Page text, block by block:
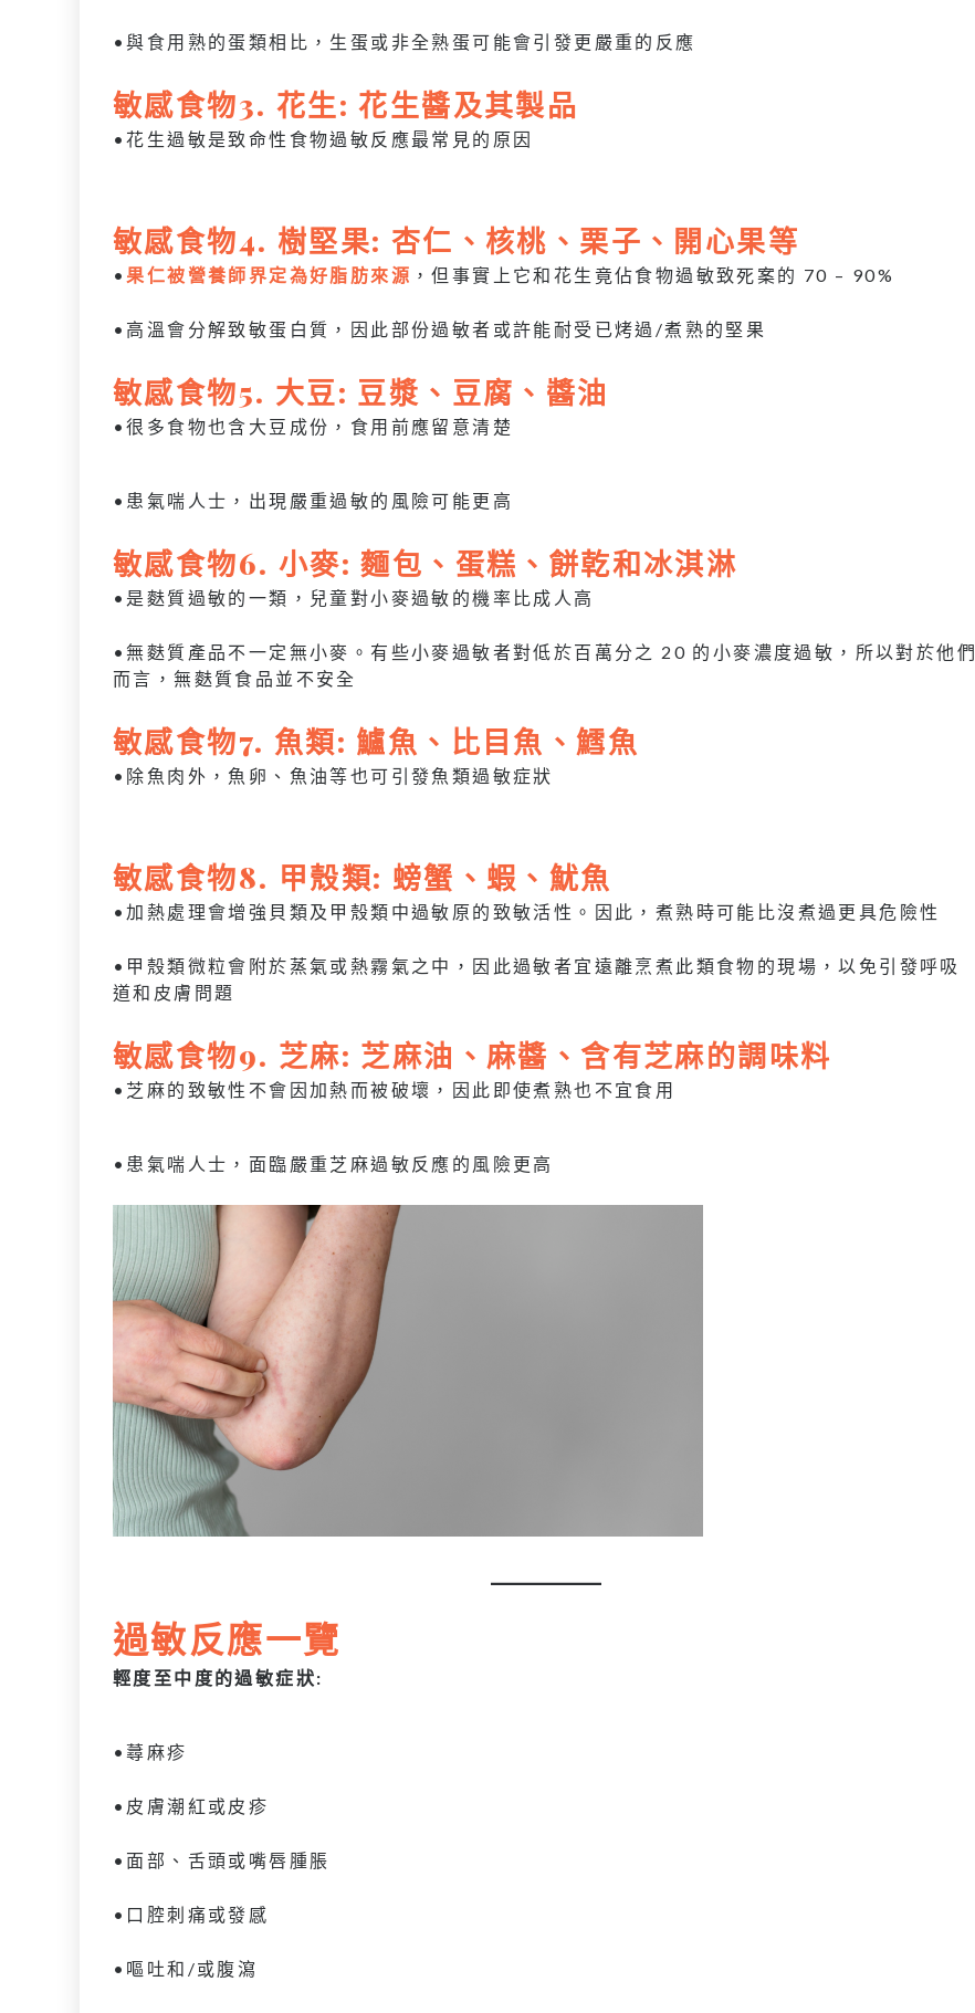
•與食用熟的蛋類相比，生蛋或非全熟蛋可能會引發更嚴重的反應
敏感食物3. 花生: 花生醬及其製品
•花生過敏是致命性食物過敏反應最常見的原因
敏感食物4. 樹堅果: 杏仁、核桃、栗子、開心果等
• 果仁被營養師界定為好脂肪來源 ，但事實上它和花生竟佔食物過敏致死案的 70 – 90%
•高溫會分解致敏蛋白質，因此部份過敏者或許能耐受已烤過/煮熟的堅果
敏感食物5. 大豆: 豆漿、豆腐、醬油
•很多食物也含大豆成份，食用前應留意清楚
•患氣喘人士，出現嚴重過敏的風險可能更高
敏感食物6. 小麥: 麵包、蛋糕、餅乾和冰淇淋
•是麩質過敏的一類，兒童對小麥過敏的機率比成人高
•無麩質產品不一定無小麥。有些小麥過敏者對低於百萬分之 20 的小麥濃度過敏，所以對於他們
而言，無麩質食品並不安全
敏感食物7. 魚類: 鱸魚、比目魚、鱈魚
•除魚肉外，魚卵、魚油等也可引發魚類過敏症狀
敏感食物8. 甲殼類: 螃蟹、蝦、魷魚
•加熱處理會增強貝類及甲殼類中過敏原的致敏活性。因此，煮熟時可能比沒煮過更具危險性
•甲殼類微粒會附於蒸氣或熱霧氣之中，因此過敏者宜遠離烹煮此類食物的現場，以免引發呼吸
道和皮膚問題
敏感食物9. 芝麻: 芝麻油、麻醬、含有芝麻的調味料
•芝麻的致敏性不會因加熱而被破壞，因此即使煮熟也不宜食用
•患氣喘人士，面臨嚴重芝麻過敏反應的風險更高
過敏反應一覽
輕度至中度的過敏症狀:
•蕁麻疹
•皮膚潮紅或皮疹
•面部、舌頭或嘴唇腫脹
•口腔刺痛或發感
•嘔吐和/或腹瀉